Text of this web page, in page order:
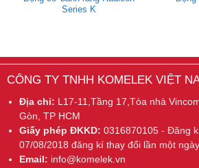
Series K
CÔNG TY TNHH KOMELEK VIỆT
Địa chỉ: L17-11,Tầng 17,Tòa nhà
Gòn, TP HCM
Giấy phép ĐKKD: 0316870105 - Đăng
07/08/2018 đăng kí thay đổi lần một
Email: info@komelek.vn